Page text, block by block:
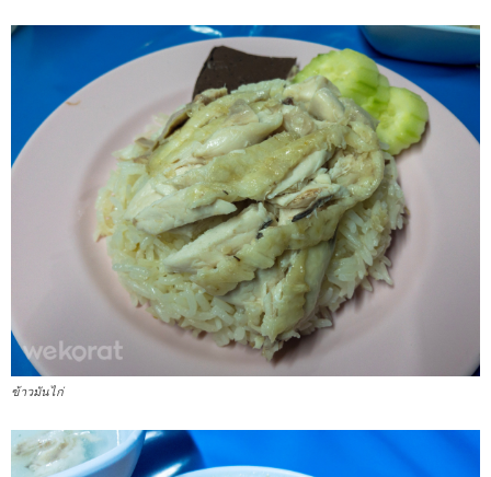
ข้าวมันไก่